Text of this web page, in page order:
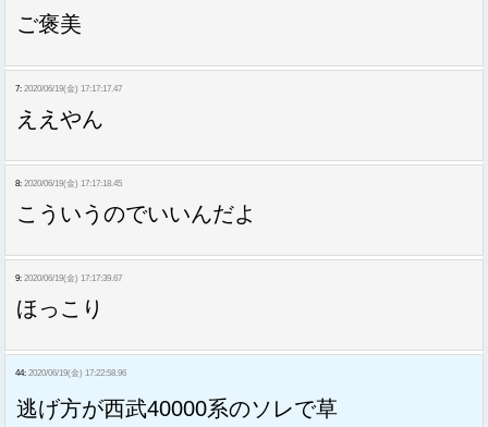
ご褒美
7: 2020/06/19(金) 17:17:17.47
ええやん
8: 2020/06/19(金) 17:17:18.45
こういうのでいいんだよ
9: 2020/06/19(金) 17:17:39.67
ほっこり
44: 2020/06/19(金) 17:22:58.96
逃げ方が西武40000系のソレで草